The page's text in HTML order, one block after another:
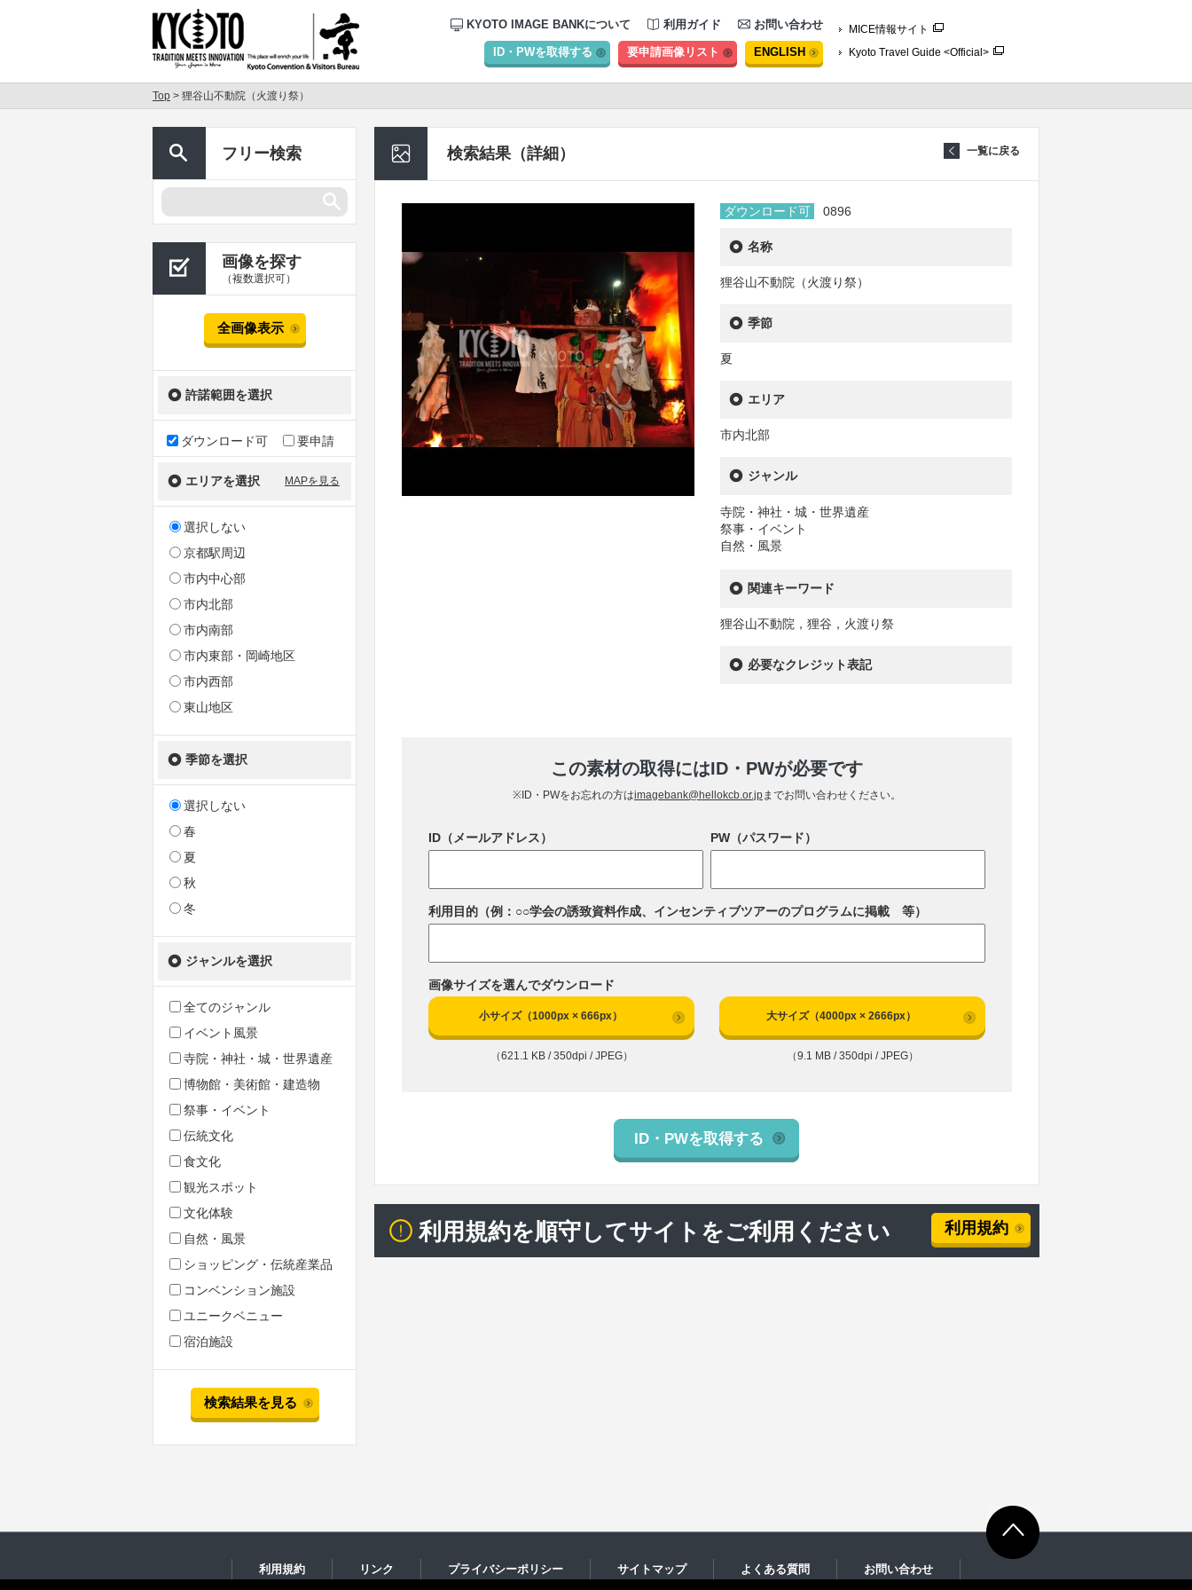
KYOTO IMAGE BANKについて 利用ガイド お問い合わせ
ID・PWを取得する 要申請画像リスト ENGLISH
MICE情報サイト
Kyoto Travel Guide <Official>
Top > 狸谷山不動院（火渡り祭）
フリー検索
画像を探す
（複数選択可）
全画像表示
許諾範囲を選択
ダウンロード可 要申請
エリアを選択 MAPを見る
選択しない
京都駅周辺
市内中心部
市内北部
市内南部
市内東部・岡崎地区
市内西部
東山地区
季節を選択
選択しない
春
夏
秋
冬
ジャンルを選択
全てのジャンル
イベント風景
寺院・神社・城・世界遺産
博物館・美術館・建造物
祭事・イベント
伝統文化
食文化
観光スポット
文化体験
自然・風景
ショッピング・伝統産業品
コンベンション施設
ユニークベニュー
宿泊施設
検索結果を見る
検索結果（詳細） 一覧に戻る
ダウンロード可 0896
名称
狸谷山不動院（火渡り祭）
季節
夏
エリア
市内北部
ジャンル
寺院・神社・城・世界遺産
祭事・イベント
自然・風景
関連キーワード
狸谷山不動院，狸谷，火渡り祭
必要なクレジット表記
この素材の取得にはID・PWが必要です
※ID・PWをお忘れの方はimagebank@hellokcb.or.jpまでお問い合わせください。
ID（メールアドレス） PW（パスワード）
利用目的（例：○○学会の誘致資料作成、インセンティブツアーのプログラムに掲載 等）
画像サイズを選んでダウンロード
小サイズ（1000px × 666px）
（621.1 KB / 350dpi / JPEG）
大サイズ（4000px × 2666px）
（9.1 MB / 350dpi / JPEG）
ID・PWを取得する
利用規約を順守してサイトをご利用ください 利用規約
利用規約 リンク プライバシーポリシー サイトマップ よくある質問 お問い合わせ